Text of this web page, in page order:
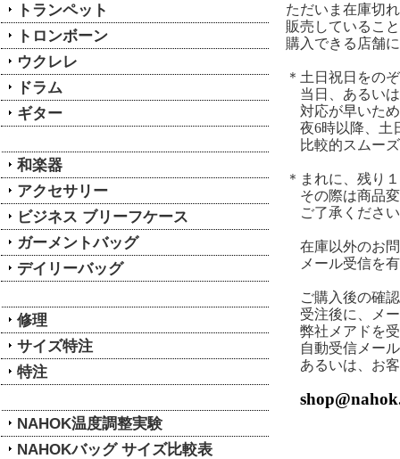
トランペット
トロンボーン
ウクレレ
ドラム
ギター
和楽器
アクセサリー
ビジネス ブリーフケース
ガーメントバッグ
デイリーバッグ
修理
サイズ特注
特注
NAHOK温度調整実験
NAHOKバッグ サイズ比較表
ただいま在庫切
販売しているこ
購入できる店舗
＊土日祝日をの
当日、あるい
対応が早いため
夜6時以降、土
比較的スムー
＊まれに、残り
その際は商品変
ご了承くださ
在庫以外のお問
メール受信を
ご購入後の確認
受注後に、メー
弊社メアドを
自動受信メール
あるいは、お客